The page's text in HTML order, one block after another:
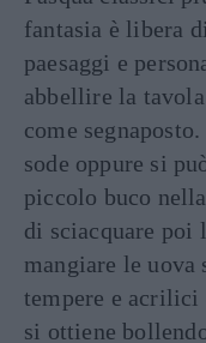
fantasia è libera
paesaggi e
abbellire la
come
sode oppure si
piccolo buco
di sciacquare poi
mangiare le uova
tempere e
si ottiene